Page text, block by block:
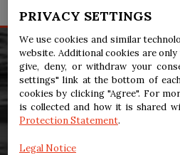
Avis légal
Accessibilité
Renseignements
PRIVACY SETTINGS
We use cookies and similar
website. Additional cookies are
give, deny, or withdraw your
settings" link at the bottom of
cookies by clicking "Agree". For
is collected and how it is shared
Protection Statement.
Legal Notice